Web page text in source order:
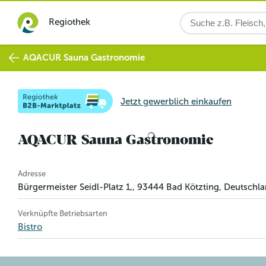
Regiothek
AQACUR Sauna Gastronomie
Jetzt gewerblich einkaufen
AQACUR Sauna Gastronomie
Betriebsinformation
Adresse
Bürgermeister Seidl-Platz 1,, 93444 Bad Kötzting,
Verknüpfte Betriebsarten
Bistro